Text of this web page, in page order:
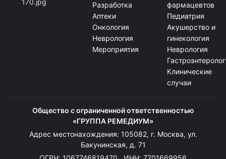
Разработка
Аптеки
Онкология
Неврология
Мероприятия
фармацевтов
Педиатрия
Акушерство и
гинекология
Неврология
Клинические
случаи
Общество с ограниченной ответственностью
«ГРУППА РЕМЕДИУМ»
Адрес местонахождения: 105082, г. Москва, ул.
Бакунинская, д. 71